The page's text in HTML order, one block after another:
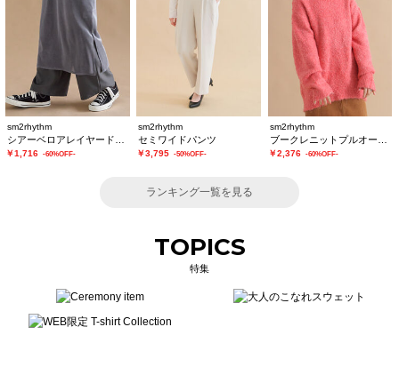
sm2rhythm
￥1,716 -60%OFF-
sm2rhythm
セミワイドパンツ
￥3,795 -50%OFF-
sm2rhythm
￥2,376 -60%OFF-
ランキング一覧を見る
TOPICS
特集